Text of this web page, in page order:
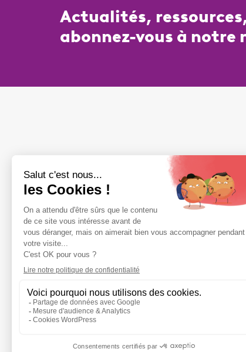
Actualités,
abonnez-vous à notre
Votre
compte
NOUS REJOINDRE
20 rue Saint-Nicolas · 75012